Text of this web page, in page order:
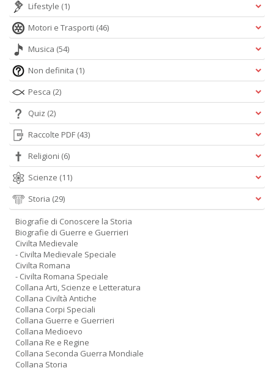
Lifestyle (1)
Motori e Trasporti (46)
Musica (54)
Non definita (1)
Pesca (2)
Quiz (2)
Raccolte PDF (43)
Religioni (6)
Scienze (11)
Storia (29)
Biografie di Conoscere la Storia
Biografie di Guerre e Guerrieri
Civilta Medievale
- Civilta Medievale Speciale
Civilta Romana
- Civilta Romana Speciale
Collana Arti, Scienze e Letteratura
Collana Civiltà Antiche
Collana Corpi Speciali
Collana Guerre e Guerrieri
Collana Medioevo
Collana Re e Regine
Collana Seconda Guerra Mondiale
Collana Storia